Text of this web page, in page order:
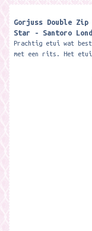
Gorjuss Double
Star - Santoro
Prachtig etui wat
met een rits. Het etui